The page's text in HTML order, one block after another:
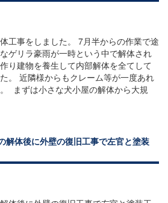
工事をしました。 7月半からの作業で途
ゲリラ豪雨が一時という中で解体され
り建物を養生して内部解体を全てして
。 近隣様からもクレーム等が一度あれ
まずは小さな犬小屋の解体から大規
解体後に外壁の復旧工事で左官と塗装